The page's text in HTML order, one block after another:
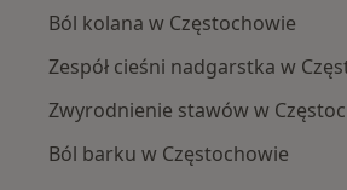
Ból kolana w Częstochowie
Zespół cieśni nadgarstka w
Zwyrodnienie stawów w
Ból barku w Częstochowie